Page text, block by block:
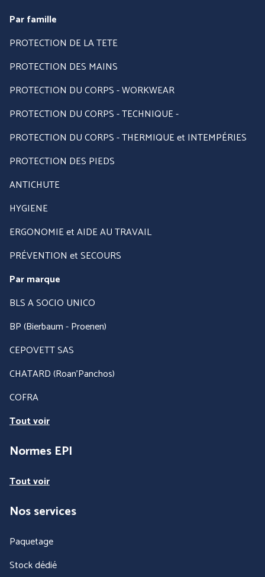
Par famille
PROTECTION DE LA TETE
PROTECTION DES MAINS
PROTECTION DU CORPS - WORKWEAR
PROTECTION DU CORPS - TECHNIQUE -
PROTECTION DU CORPS - THERMIQUE et INTEMPÉRIES
PROTECTION DES PIEDS
ANTICHUTE
HYGIENE
ERGONOMIE et AIDE AU TRAVAIL
PRÉVENTION et SECOURS
Par marque
BLS A SOCIO UNICO
BP (Bierbaum - Proenen)
CEPOVETT SAS
CHATARD (Roan'Panchos)
COFRA
Tout voir
Normes EPI
Tout voir
Nos services
Paquetage
Stock dédié